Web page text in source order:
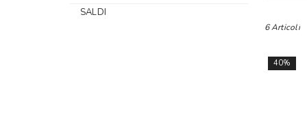
SALDI
6 Articoli
40%